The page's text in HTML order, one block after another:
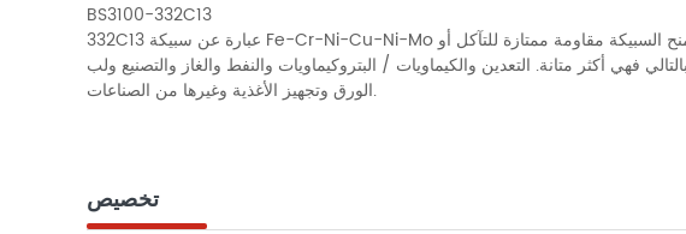
BS3100-332C13
332C13 عبارة عن سبيكة Fe-Cr-Ni-Cu-Ni-Mo ذات هيكل مزدوج من الفريت والأوستنيتي. القوة والصلابة العالية المعتدلة ، جنبًا إلى جنب مع ليونة جيدة وخصائص التأثير ، تمنح السبيكة مقاومة ممتازة للتآكل أو
فهي أكثر متانة. التعدين والكيماويات / البتروكيماويات والنفط والغاز والتصنيع ولب
الورق وتجهيز الأغذية وغيرها من الصناعات.
تخصيص